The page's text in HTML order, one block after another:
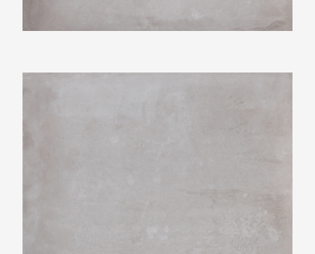
Beste Koop 800X800 Icon Silver